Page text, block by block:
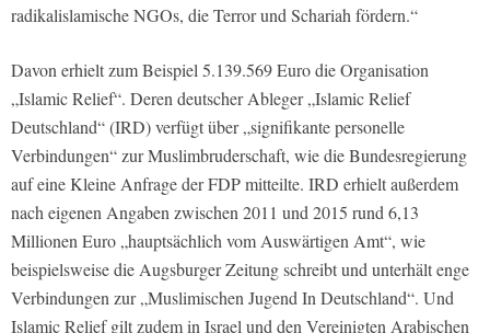
radikalislamische NGOs, die Terror und Schariah fördern.“
Davon erhielt zum Beispiel 5.139.569 Euro die Organisation
„Islamic Relief“. Deren deutscher Ableger „Islamic Relief
Deutschland“ (IRD) verfügt über „signifikante personelle
Verbindungen“ zur Muslimbruderschaft, wie die Bundesregierung
auf eine Kleine Anfrage der FDP mitteilte. IRD erhielt außerdem
nach eigenen Angaben zwischen 2011 und 2015 rund 6,13
Millionen Euro „hauptsächlich vom Auswärtigen Amt“, wie
beispielsweise dieAugsburger Zeitungschreibt und unterhält enge
Verbindungen zur „Muslimischen Jugend In Deutschland“. Und
Islamic Relief gilt zudem in Israel und den Vereinigten Arabischen